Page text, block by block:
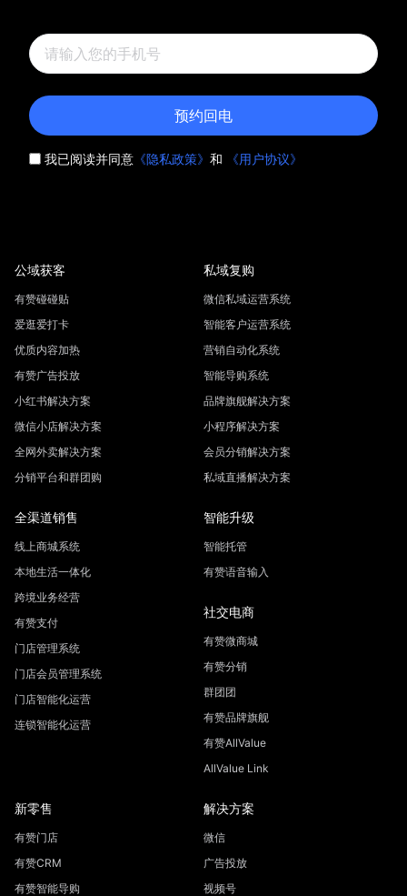
预约回电
我已阅读并同意 《隐私政策》 和 《用户协议》
公域获客
有赞碰碰贴
爱逛爱打卡
优质内容加热
有赞广告投放
小红书解决方案
微信小店解决方案
全网外卖解决方案
分销平台和群团购
私域复购
微信私域运营系统
智能客户运营系统
营销自动化系统
智能导购系统
品牌旗舰解决方案
小程序解决方案
会员分销解决方案
私域直播解决方案
全渠道销售
线上商城系统
本地生活一体化
跨境业务经营
有赞支付
门店管理系统
门店会员管理系统
门店智能化运营
连锁智能化运营
智能升级
智能托管
有赞语音输入
社交电商
有赞微商城
有赞分销
群团团
有赞品牌旗舰
有赞AllValue
AllValue Link
新零售
有赞门店
有赞CRM
有赞智能导购
解决方案
微信
广告投放
视频号